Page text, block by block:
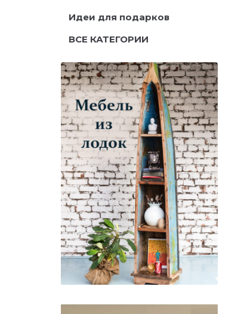
Идеи для подарков
ВСЕ КАТЕГОРИИ